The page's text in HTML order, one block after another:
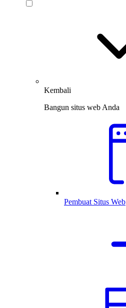
Kembali
Bangun situs web Anda
Pembuat Situs Web